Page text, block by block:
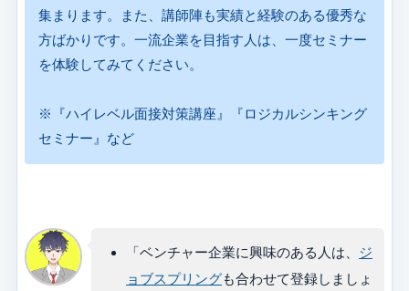
集まります。また、講師陣も実績と経験のある優秀な
方ばかりです。一流企業を目指す人は、一度セミナー
を体験してみてください。
※『ハイレベル面接対策講座』『ロジカルシンキング
セミナー』など
「ベンチャー企業に興味のある人は、 ジ
ョブスプリングも合わせて登録しましょ